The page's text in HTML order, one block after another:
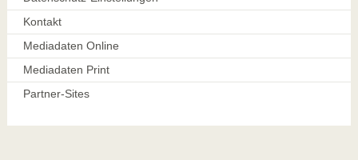
Kontakt
Mediadaten Online
Mediadaten Print
Partner-Sites